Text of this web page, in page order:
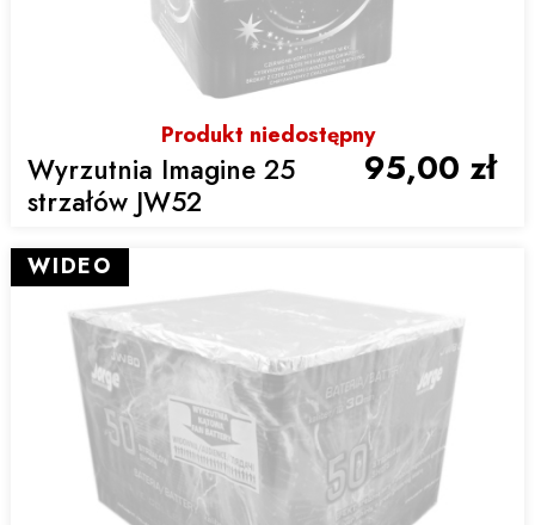
Produkt niedostępny
Wyrzutnia Imagine 25
strzałów JW52
95,00 zł
WIDEO